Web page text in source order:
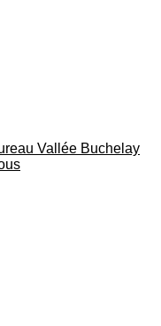
Vallée Buchelay